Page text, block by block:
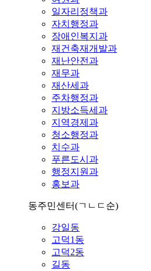
일자리정책과
자치행정과
장애인복지과
재건축재개발과
재난안전과
재무과
재산세과
주차행정과
지방소득세과
지역경제과
청소행정과
치수과
푸른도시과
행정지원과
홍보과
동주민센터(ㄱㄴㄷ순)
강일동
고덕1동
고덕2동
길동